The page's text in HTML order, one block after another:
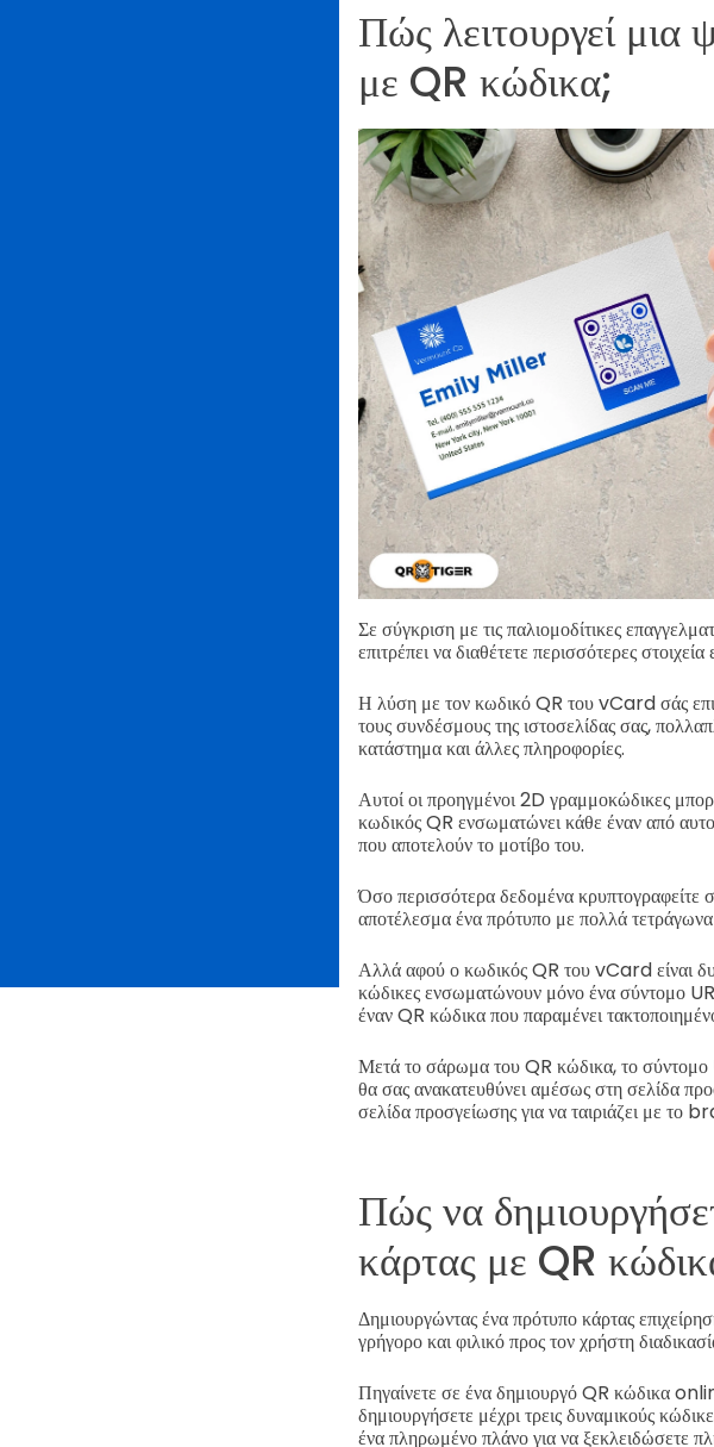
Πώς λειτουργεί μια
με QR κώδικα;
Σε σύγκριση με τις παλιομοδίτικες
επιτρέπει να διαθέτετε περισσότερες
Η λύση με τον κωδικό QR του vCard σάς
τους συνδέσμους της ιστοσελίδας σας,
κατάστημα και άλλες πληροφορίες.
Αυτοί οι προηγμένοι 2D γραμμοκώδικες
κωδικός QR ενσωματώνει κάθε έναν από
που αποτελούν το μοτίβο του.
Όσο περισσότερα δεδομένα
αποτέλεσμα ένα πρότυπο με πολλά
Αλλά αφού ο κωδικός QR του vCard είναι
κώδικες ενσωματώνουν μόνο ένα σύντομο
έναν QR κώδικα που παραμένει
Μετά το σάρωμα του QR κώδικα, το σύντομο
θα σας ανακατευθύνει αμέσως στη σελίδα
σελίδα προσγείωσης για να ταιριάζει με το
Πώς να
κάρτας με QR
Δημιουργώντας ένα πρότυπο κάρτας
γρήγορο και φιλικό προς τον χρήστη
Πηγαίνετε σε ένα δημιουργό QR κώδικα
δημιουργήσετε μέχρι τρεις δυναμικούς
ένα πληρωμένο πλάνο για να ξεκλειδώσετε